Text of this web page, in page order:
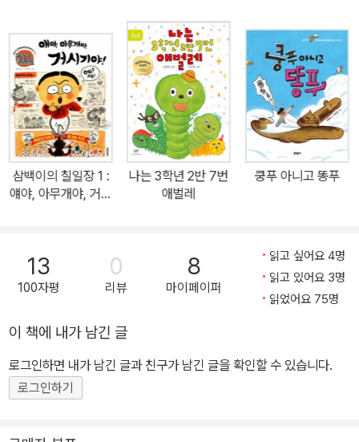
장’을 114편의 응모작 가운데 단연 인상적인 작품으로 꼽으며, 무한
한 가능성을 지닌 작가 천효정의 탄생에 아낌 없는 박수를 보냈다. 심
사위원 유영진은 이 작품에 대하여 “해학과 유머는 기본 탑재, 세상을
한입에 삼킬 듯한 뻥 정신과 인간에 대한 깊은 통찰이 곳곳에 담겨 있
다”고 평했다. 문학동네어린이문학상이 그동안 배출한 수상작들이
주로 고학년 대상의 동화였던 상황에서, 저학년 독자가 즐길 수 있는
‘삼백이의 칠일장’의 수상이 더욱 소중하다 할 수 있다. 이름 없이 살
다 죽은 아이의 꼬불꼬불 삼백 년, 그 속에 숨은 기막힌 이야기 ‘삼백
동물 귀신들은 저마다 살아생전 삼백이에게 고마웠던 사연이 있다. 1
권 『얘야, 아무개야, 거시기야』에는 첫째 밤 구렁이 귀신, 둘째 밤 개
귀신, 셋째 밤 소 귀신이 들려주는 이야기가, 2권 『삼백이는 모르는
째 밤 말 귀신이 들려주는 이야기가 실려 있다. 첫째 날 구렁이 귀신은
달걀 좋아하던 외동딸 이야기를 들려준다. 둘째 날 개 귀신은 시름시
름 앓던 임금님의 개를 돌보던 꼬마 시동 이야기, 셋째 날 소 귀신은
물 귀신들이 들려주는 각각의 이야기는 새로운 인물들이 등장해 펼치
삼백이의 칠일장 1 :
얘야, 아무개야, 거시
나는 3학년 2반 7번
애벌레
쿵푸 아니고 똥푸
13
100자평
0
리뷰
8
마이페이퍼
읽고 싶어요 4명
읽고 있어요 3명
읽었어요 75명
이 책에 내가 남긴 글
로그인하면 내가 남긴 글과 친구가 남긴 글을 확인할 수 있습니다.
로그인하기